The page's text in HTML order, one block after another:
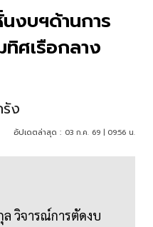
งบฯด้านการ
ศเรือกลาง
ง
อัปเดตล่าสุด : 03 ก.ค. 69 | 09:56 น.
ล วิจารณ์การตัดงบ